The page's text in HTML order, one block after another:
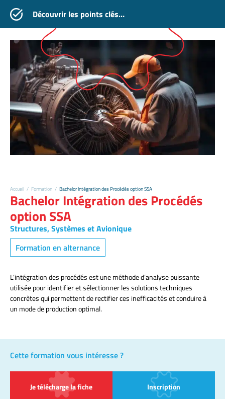
Découvrir les points clés…
Accueil / Formation / Bachelor Intégration des Procédés option SSA
Bachelor Intégration des Procédés
option SSA
Structures, Systèmes et Avionique
Formation en alternance
L’intégration des procédés est une méthode d’analyse puissante
utilisée pour identifier et sélectionner les solutions techniques
concrètes qui permettent de rectifier ces inefficacités et conduire à
un mode de production optimal.
Cette formation vous intéresse ?
Je télécharge la fiche Inscription